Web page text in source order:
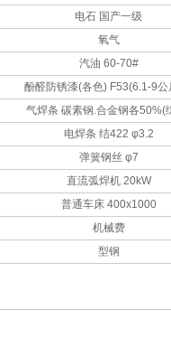
电石 国产一级
氧气
汽油 60-70#
酚醛防锈漆(各色) F53(6.1-9公
气焊条 碳素钢.合金钢各50%(
电焊条 结422 φ3.2
弹簧钢丝 φ7
直流弧焊机 20kW
普通车床 400x1000
机械费
型钢